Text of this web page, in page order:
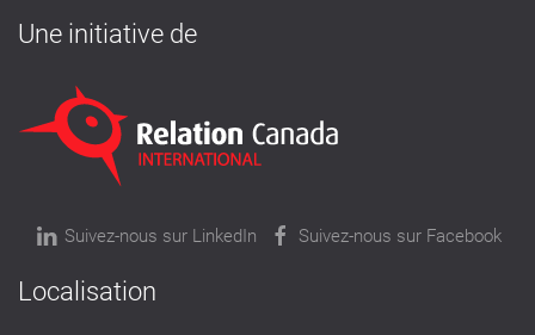
Une initiative de
Suivez-nous sur LinkedIn Suivez-nous sur Facebook
Localisation